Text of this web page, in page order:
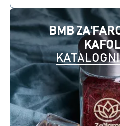
BMB
KATALOGNI